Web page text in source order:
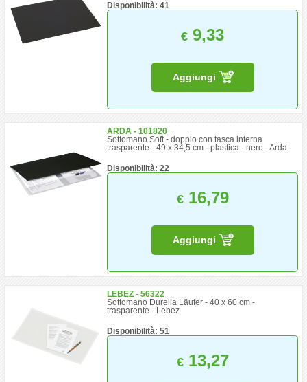
Disponibilità: 41
€ 9,33
Aggiungi
ARDA - 101820
Sottomano Soft - doppio con tasca interna
trasparente - 49 x 34,5 cm - plastica - nero - Arda
Disponibilità: 22
€16,79
Aggiungi
LEBEZ - 56322
Sottomano Durella Läufer - 40 x 60 cm -
trasparente - Lebez
Disponibilità: 51
€13,27